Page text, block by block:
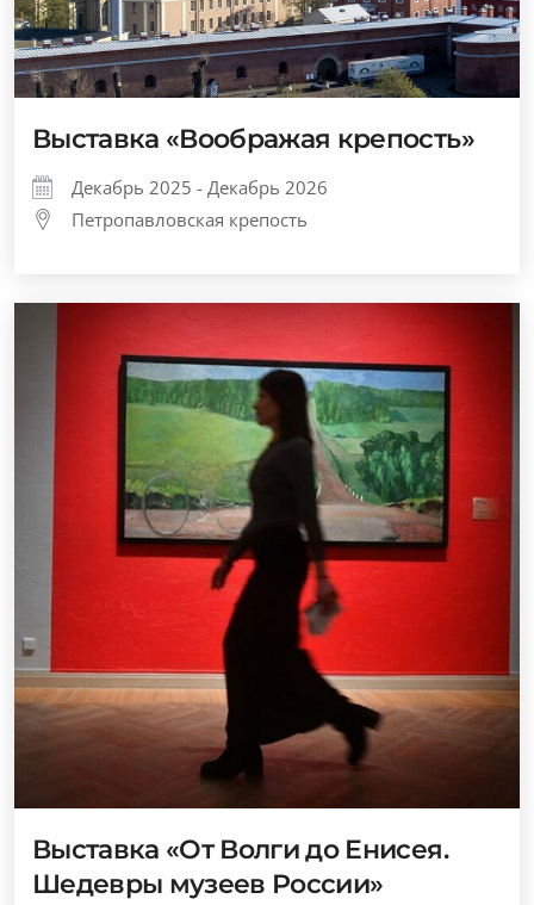
Выставка «Воображая крепость»
Декабрь 2025 - Декабрь 2026
Петропавловская крепость
Выставка «От Волги до Енисея.
Шедевры музеев России»